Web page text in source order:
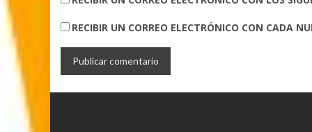
RECIBIR UN CORREO ELECTRÓNICO CON CADA